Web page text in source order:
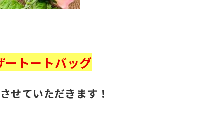
ートートバッグ
せていただきます！